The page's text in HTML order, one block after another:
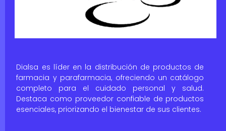
Dialsa es líder en la distribución de productos de
farmacia y parafarmacia, ofreciendo un catálogo
completo para el cuidado personal y salud.
Destaca como proveedor confiable de productos
esenciales, priorizando el bienestar de sus clientes.